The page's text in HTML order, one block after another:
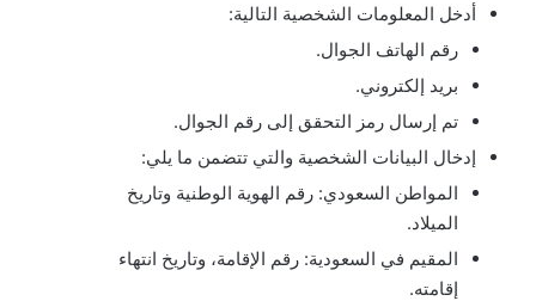
أدخل المعلومات الشخصية التالية:
رقم الهاتف الجوال.
بريد إلكتروني.
تم إرسال رمز التحقق إلى رقم الجوال.
إدخال البيانات الشخصية والتي تتضمن ما يلي:
المواطن السعودي: رقم الهوية الوطنية وتاريخ
الميلاد.
المقيم في السعودية: رقم الإقامة، وتاريخ انتهاء
إقامته.